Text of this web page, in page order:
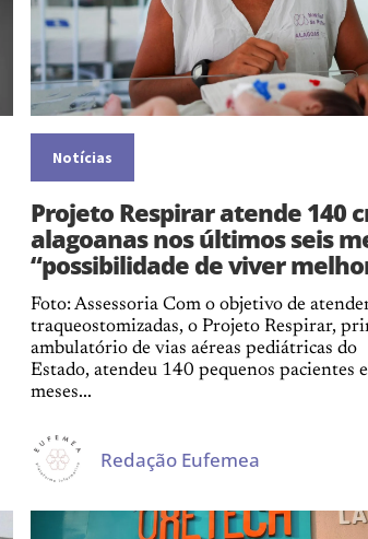
Notícias
Projeto Respirar atende 140
alagoanas nos últimos seis
“possibilidade de viver
Foto: Assessoria Com o objetivo de
traqueostomizadas, o Projeto Respirar,
ambulatório de vias aéreas pediátricas do
Estado, atendeu 140 pequenos pacientes
meses...
Redação Eufemea